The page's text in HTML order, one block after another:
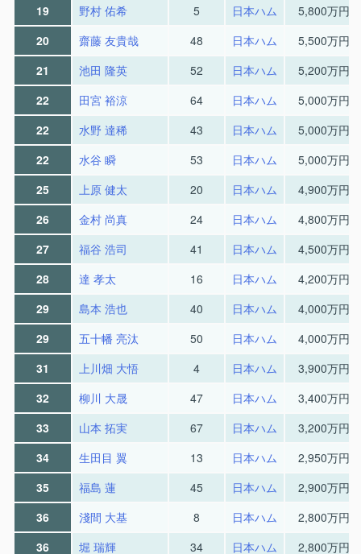
19
野村 佑希 5 日本ハム
5,800万円
20
齋藤 友貴哉 48 日本ハム
5,500万円
21
池田 隆英 52 日本ハム
5,200万円
22
田宮 裕涼 64 日本ハム
5,000万円
22
水野 達稀 43 日本ハム
5,000万円
22
水谷 瞬 53 日本ハム
5,000万円
25
上原 健太 20 日本ハム
4,900万円
26
金村 尚真 24 日本ハム
4,800万円
27
福谷 浩司 41 日本ハム
4,500万円
28
達 孝太 16 日本ハム
4,200万円
29
島本 浩也 40 日本ハム
4,000万円
29
五十幡 亮汰 50 日本ハム
4,000万円
31
上川畑 大悟 4 日本ハム
3,900万円
32
柳川 大晟 47 日本ハム
3,400万円
33
山本 拓実 67 日本ハム
3,200万円
34
生田目 翼 13 日本ハム
2,950万円
35
福島 蓮 45 日本ハム
2,900万円
36
淺間 大基 8 日本ハム
2,800万円
36
堀 瑞輝 34 日本ハム 2,800万円